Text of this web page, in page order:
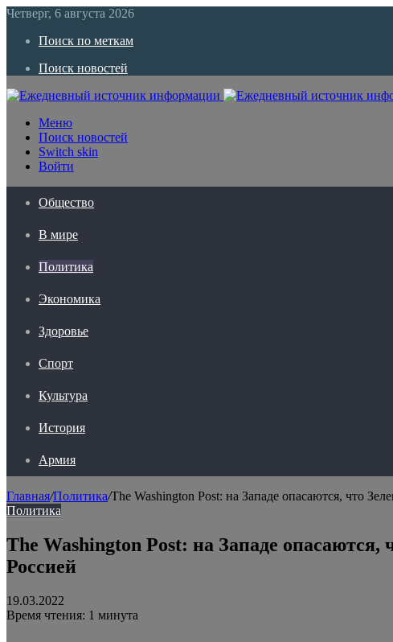
Четверг, 6 августа 2026
Поиск по меткам
Поиск новостей
Меню
Поиск новостей
Switch skin
Войти
Общество
В мире
Политика
Экономика
Здоровье
Спорт
Культура
История
Армия
Главная/Политика/The Washington Post: на Западе опасаются, что
Политика
The Washington Post: на Западе
Россией
19.03.2022
Время чтения: 1 минута